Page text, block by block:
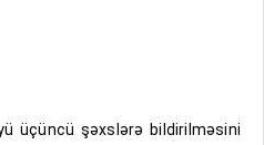
üçüncü şəxslərə bildirilməsini